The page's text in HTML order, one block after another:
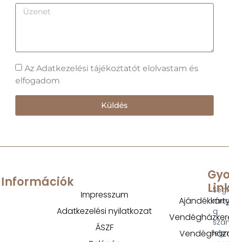
Az Adatkezelési tájékoztatót elolvastam és
elfogadom
Küldés
a
Információk
Impresszum
Adatkezelési nyilatkozat
ÁSZF